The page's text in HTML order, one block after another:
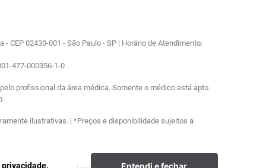
Entendi e fechar
CEP 02430-001 - São Paulo - SP | Horário de Atendimento:
477-000356-1-0
profissional da área médica. Somente o médico está apto
ilustrativas. | *Preços e disponibilidade sujeitos a